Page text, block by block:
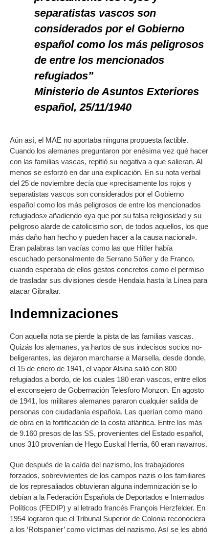
separatistas vascos son
considerados por el Gobierno
español como los más peligrosos
de entre los mencionados
refugiados”
Ministerio de Asuntos Exteriores
español, 25/11/1940
Aún así, el MAE no aportaba ninguna propuesta factible.
Cuando los alemanes preguntaron por enésima vez qué hacer
con las familias vascas, repitió su negativa a que salieran. Al
menos se esforzó en dar una explicación. En su nota verbal
del 25 de noviembre decía que «precisamente los rojos y
separatistas vascos son considerados por el Gobierno
español como los más peligrosos de entre los mencionados
refugiados» añadiendo «ya que por su falsa religiosidad y su
peligroso alarde de catolicismo son, de todos aquellos, los que
más daño han hecho y pueden hacer a la causa nacional».
Eran palabras tan vacías como las que Hitler había
escuchado personalmente de Serrano Súñer y de Franco,
cuando esperaba de ellos gestos concretos como el permiso
de trasladar sus divisiones desde Hendaia hasta la Línea para
atacar Gibraltar.
Indemnizaciones
Con aquella nota se pierde la pista de las familias vascas.
Quizás los alemanes, ya hartos de sus indecisos socios no-
beligerantes, las dejaron marcharse a Marsella, desde donde,
el 15 de enero de 1941, el vapor Alsina salió con 800
refugiados a bordo, de los cuales 180 eran vascos, entre ellos
el exconsejero de Gobernación Telesforo Monzon. En agosto
de 1941, los militares alemanes pararon cualquier salida de
personas con ciudadanía española. Las querían como mano
de obra en la fortificación de la costa atlántica. Entre los más
de 9.160 presos de las SS, provenientes del Estado español,
unos 310 provenían de Hego Euskal Herria, 60 eran navarros.
Que después de la caída del nazismo, los trabajadores
forzados, sobrevivientes de los campos nazis o los familiares
de los represaliados obtuvieran alguna indemnización se lo
debían a la Federación Española de Deportados e Internados
Políticos (FEDIP) y al letrado francés François Herzfelder. En
1954 lograron que el Tribunal Superior de Colonia reconociera
a los ‘Rotspanier’ como víctimas del nazismo. Así se les abrió